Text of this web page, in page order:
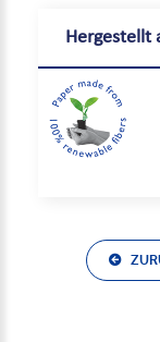
Hergestellt